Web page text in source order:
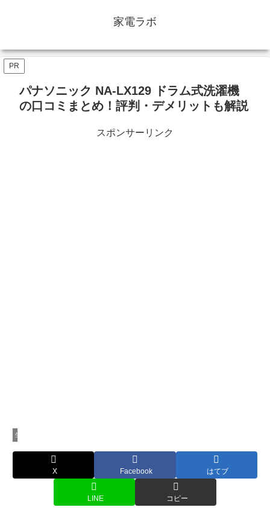
家電ラボ
PR
パナソニック NA-LX129 ドラム式洗濯機
の口コミまとめ！評判・デメリットも解説
スポンサーリンク
生活家電
X Facebook はてブ
LINE コピー